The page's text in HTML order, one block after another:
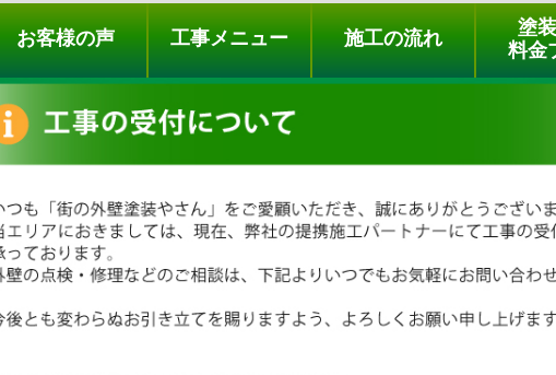
料金プラン 無料点検
お客様の声 工事メニュー 施工の流れ
塗
料金